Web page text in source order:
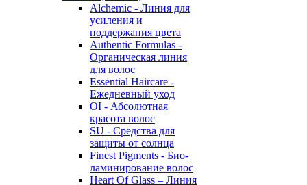
Alchemic - Линия для
усиления и
поддержания цвета
Authentic Formulas -
Органическая линия
для волос
Essential Haircare -
Eжедневный уход
OI - Абсолютная
красота волос
SU - Средства для
защиты от солнца
Finest Pigments - Био-
ламинирование волос
Heart Of Glass – Линия